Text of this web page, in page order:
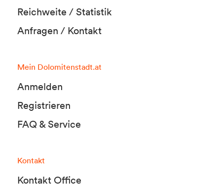
Reichweite / Statistik
Anfragen / Kontakt
Mein Dolomitenstadt.at
Anmelden
Registrieren
FAQ & Service
Kontakt
Kontakt Office